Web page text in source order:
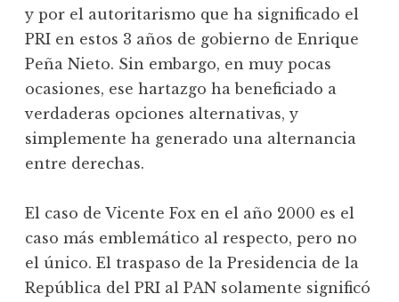
y por el autoritarismo que ha significado el
PRI en estos 3 años de gobierno de Enrique
Peña Nieto. Sin embargo, en muy pocas
ocasiones, ese hartazgo ha beneficiado a
verdaderas opciones alternativas, y
simplemente ha generado una alternancia
entre derechas.
El caso de Vicente Fox en el año 2000 es el
caso más emblemático al respecto, pero no
el único. El traspaso de la Presidencia de la
República del PRI al PAN solamente significó